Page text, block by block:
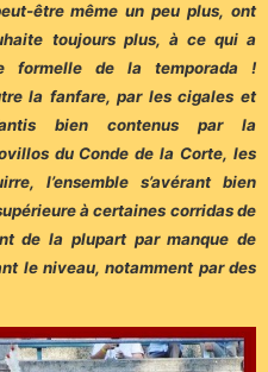
être même un peu plus, ont
toujours plus, à ce qui a
formelle de la temporada !
la fanfare, par les cigales et
bien contenus par la
du Conde de la Corte, les
l’ensemble s’avérant bien
à certaines corridas de
de la plupart par manque de
le niveau, notamment par des